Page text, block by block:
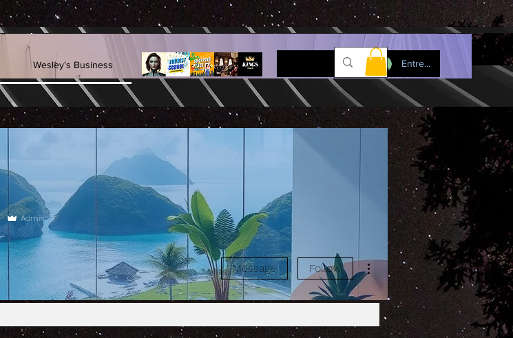
Wesley's Business Entre...
Admin
Message Follow
More actions